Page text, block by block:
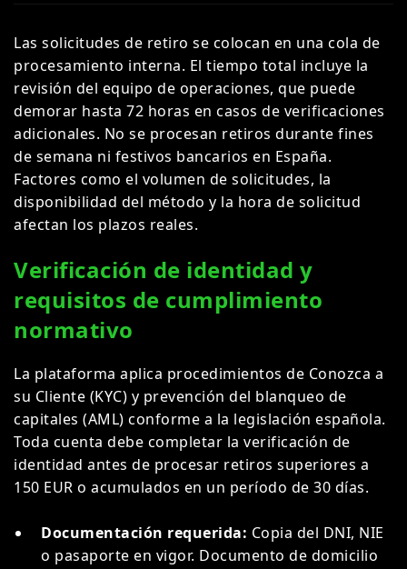
Las solicitudes de retiro se colocan en una cola de
procesamiento interna. El tiempo total incluye la
revisión del equipo de operaciones, que puede
demorar hasta 72 horas en casos de verificaciones
adicionales. No se procesan retiros durante fines
de semana ni festivos bancarios en España.
Factores como el volumen de solicitudes, la
disponibilidad del método y la hora de solicitud
afectan los plazos reales.
Verificación de identidad y
requisitos de cumplimiento
normativo
La plataforma aplica procedimientos de Conozca a
su Cliente (KYC) y prevención del blanqueo de
capitales (AML) conforme a la legislación española.
Toda cuenta debe completar la verificación de
identidad antes de procesar retiros superiores a
150 EUR o acumulados en un período de 30 días.
Documentación requerida: Copia del DNI, NIE
o pasaporte en vigor. Documento de domicilio